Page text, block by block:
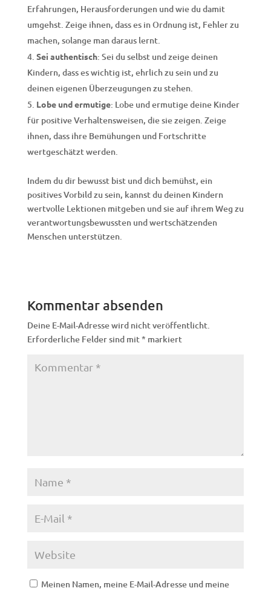
Erfahrungen, Herausforderungen und wie du damit
umgehst. Zeige ihnen, dass es in Ordnung ist, Fehler zu
machen, solange man daraus lernt.
Sei authentisch: Sei du selbst und zeige deinen
Kindern, dass es wichtig ist, ehrlich zu sein und zu
deinen eigenen Überzeugungen zu stehen.
Lobe und ermutige: Lobe und ermutige deine Kinder
für positive Verhaltensweisen, die sie zeigen. Zeige
ihnen, dass ihre Bemühungen und Fortschritte
wertgeschätzt werden.
Indem du dir bewusst bist und dich bemühst, ein
positives Vorbild zu sein, kannst du deinen Kindern
wertvolle Lektionen mitgeben und sie auf ihrem Weg zu
verantwortungsbewussten und wertschätzenden
Menschen unterstützen.
Kommentar absenden
Deine E-Mail-Adresse wird nicht veröffentlicht.
Erforderliche Felder sind mit* markiert
Meinen Namen, meine E-Mail-Adresse und meine